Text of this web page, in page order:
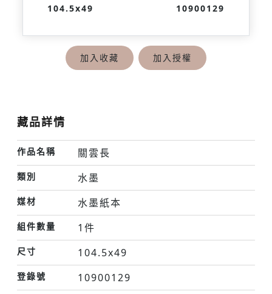
104.5x49
10900129
加入收藏 加入授權
藏品詳情
作品名稱 關雲長
類別 水墨
媒材 水墨紙本
組件數量 1件
尺寸 104.5x49
登錄號 10900129